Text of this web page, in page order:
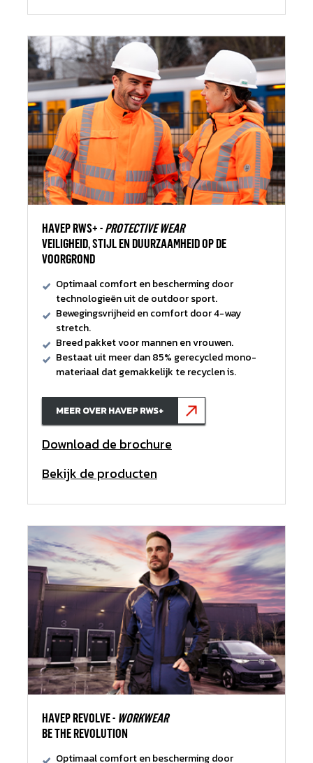
HAVEP RWS+ -PROTECTIVE WEAR
VEILIGHEID, STIJL EN DUURZAAMHEID OP DE
VOORGROND
Optimaal comfort en bescherming door
technologieën uit de outdoor sport.
Bewegingsvrijheid en comfort door 4-way
stretch.
Breed pakket voor mannen en vrouwen.
Bestaat uit meer dan 85% gerecycled mono-
materiaal dat gemakkelijk te recyclen is.
MEER OVER HAVEP RWS+
Download de brochure
Bekijk de producten
HAVEP REVOLVE - WORKWEAR
BE THE REVOLUTION
Optimaal comfort en bescherming door